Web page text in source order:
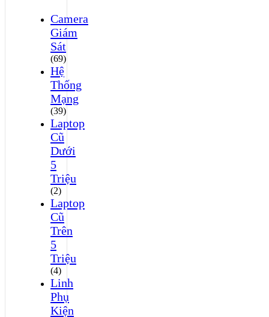
Camera
Giám
Sát
(69)
Hệ
Thống
Mạng
(39)
Laptop
Cũ
Dưới
5
Triệu
(2)
Laptop
Cũ
Trên
5
Triệu
(4)
Linh
Phụ
Kiện